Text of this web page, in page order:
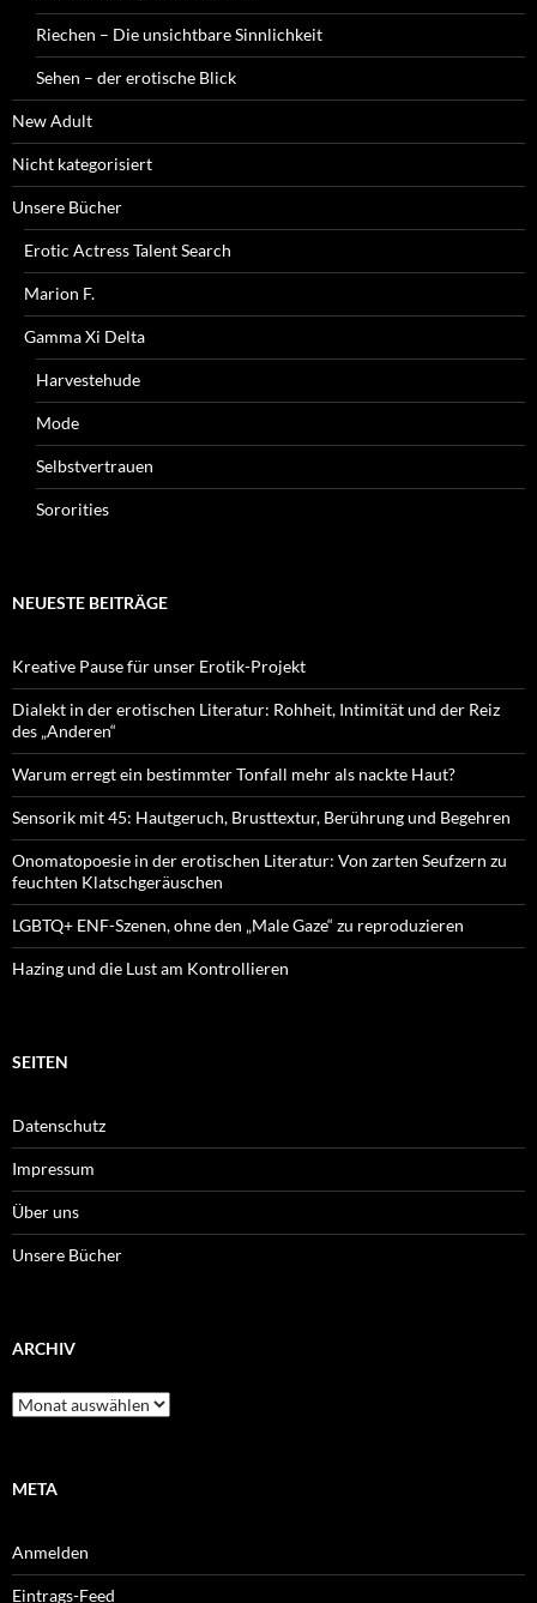
Riechen – Die unsichtbare Sinnlichkeit
Sehen – der erotische Blick
New Adult
Nicht kategorisiert
Unsere Bücher
Erotic Actress Talent Search
Marion F.
Gamma Xi Delta
Harvestehude
Mode
Selbstvertrauen
Sororities
NEUESTE BEITRÄGE
Kreative Pause für unser Erotik-Projekt
Dialekt in der erotischen Literatur: Rohheit, Intimität und der Reiz
des „Anderen“
Warum erregt ein bestimmter Tonfall mehr als nackte Haut?
Sensorik mit 45: Hautgeruch, Brusttextur, Berührung und Begehren
Onomatopoesie in der erotischen Literatur: Von zarten Seufzern zu
feuchten Klatschgeräuschen
LGBTQ+ ENF-Szenen, ohne den „Male Gaze“ zu reproduzieren
Hazing und die Lust am Kontrollieren
SEITEN
Datenschutz
Impressum
Über uns
Unsere Bücher
ARCHIV
Archiv
META
Anmelden
Eintrags-Feed